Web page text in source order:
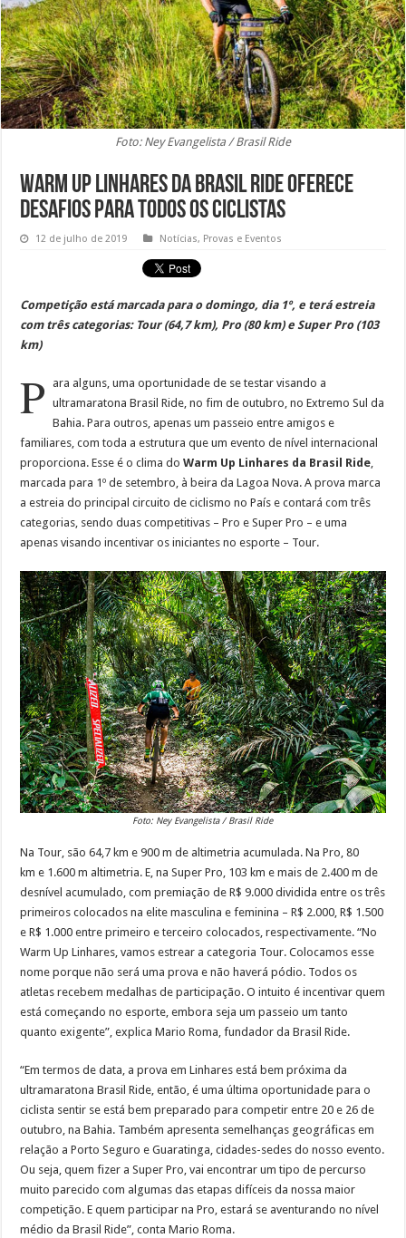
Foto: Ney Evangelista / Brasil Ride
Warm Up Linhares da Brasil Ride oferece
desafios para todos os ciclistas
12 de julho de 2019 Notícias, Provas e Eventos
Competição está marcada para o domingo, dia 1º, e terá estreia
com três categorias: Tour (64,7 km), Pro (80 km) e Super Pro (103
km)
P
ara alguns, uma oportunidade de se testar visando a
ultramaratona Brasil Ride, no fim de outubro, no Extremo Sul da
Bahia. Para outros, apenas um passeio entre amigos e
familiares, com toda a estrutura que um evento de nível internacional
proporciona. Esse é o clima doWarm Up Linhares da Brasil Ride,
marcada para 1º de setembro, à beira da Lagoa Nova. A prova marca
a estreia do principal circuito de ciclismo no País e contará com três
categorias, sendo duas competitivas – Pro e Super Pro – e uma
apenas visando incentivar os iniciantes no esporte – Tour.
Foto: Ney Evangelista / Brasil Ride
Na Tour, são 64,7 km e 900 m de altimetria acumulada. Na Pro, 80
km e 1.600 m altimetria. E, na Super Pro, 103 km e mais de 2.400 m de
desnível acumulado, com premiação de R$ 9.000 dividida entre os três
primeiros colocados na elite masculina e feminina – R$ 2.000, R$ 1.500
e R$ 1.000 entre primeiro e terceiro colocados, respectivamente. “No
Warm Up Linhares, vamos estrear a categoria Tour. Colocamos esse
nome porque não será uma prova e não haverá pódio. Todos os
atletas recebem medalhas de participação. O intuito é incentivar quem
está começando no esporte, embora seja um passeio um tanto
quanto exigente”, explica Mario Roma, fundador da Brasil Ride.
“Em termos de data, a prova em Linhares está bem próxima da
ultramaratona Brasil Ride, então, é uma última oportunidade para o
ciclista sentir se está bem preparado para competir entre 20 e 26 de
outubro, na Bahia. Também apresenta semelhanças geográficas em
relação a Porto Seguro e Guaratinga, cidades-sedes do nosso evento.
Ou seja, quem fizer a Super Pro, vai encontrar um tipo de percurso
muito parecido com algumas das etapas difíceis da nossa maior
competição. E quem participar na Pro, estará se aventurando no nível
médio da Brasil Ride”, conta Mario Roma.